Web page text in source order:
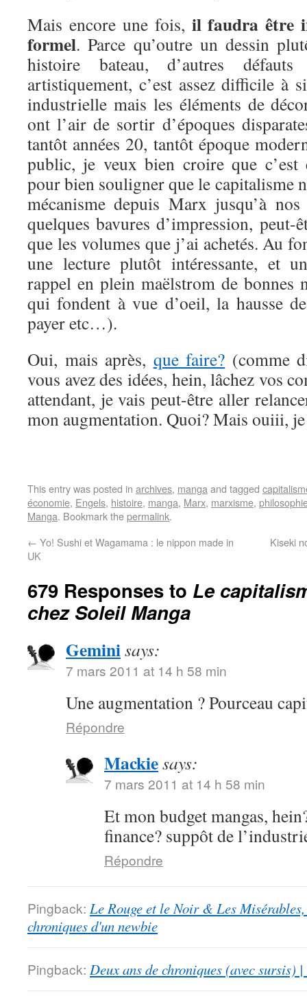
Mais encore une fois, il faudra être
formel. Parce qu’outre un dessin
histoire bateau, d’autres
artistiquement, c’est assez difficile à
industrielle mais les éléments de
ont l’air de sortir d’époques
tantôt années 20, tantôt époque
public, je veux bien croire que c’est
pour bien souligner que le capitalisme
mécanisme depuis Marx jusqu’à
quelques bavures d’impression, peut-
que les volumes que j’ai achetés. Au
une lecture plutôt intéressante, et
rappel en plein maëlstrom de bonnes
qui fondent à vue d’oeil, la hausse
payer etc…).
Oui, mais après, que faire? (comme
vous avez des idées, hein, lâchez vos
attendant, je vais peut-être aller
mon augmentation. Quoi? Mais ouiii,
This entry was posted in archives, manga and tagged
économie, Engels, histoire, manga, Marx, marxisme,
Manga. Bookmark thepermalink.
← Yo! Sushi et Wagamama : le nippon made in
UK
Kiseki
679 Responses to Le
chez Soleil Manga
Geminisays:
7 mars 2011 at 14 h 58 min
Une augmentation ? Pourceau
Répondre
Mackiesays:
7 mars 2011 at 14 h 58 min
Et mon budget mangas,
finance? suppôt de
Répondre
Pingback: Le Rouge et le Noir & Les
chroniques d'un newbie
Pingback: Deux ans de chroniques (avec sursis)